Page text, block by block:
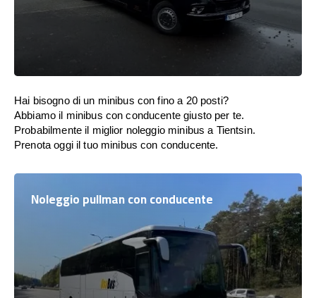
Hai bisogno di un minibus con fino a 20 posti?
Abbiamo il minibus con conducente giusto per te.
Probabilmente il miglior noleggio minibus a Tientsin.
Prenota oggi il tuo minibus con conducente.
Noleggio pullman con conducente